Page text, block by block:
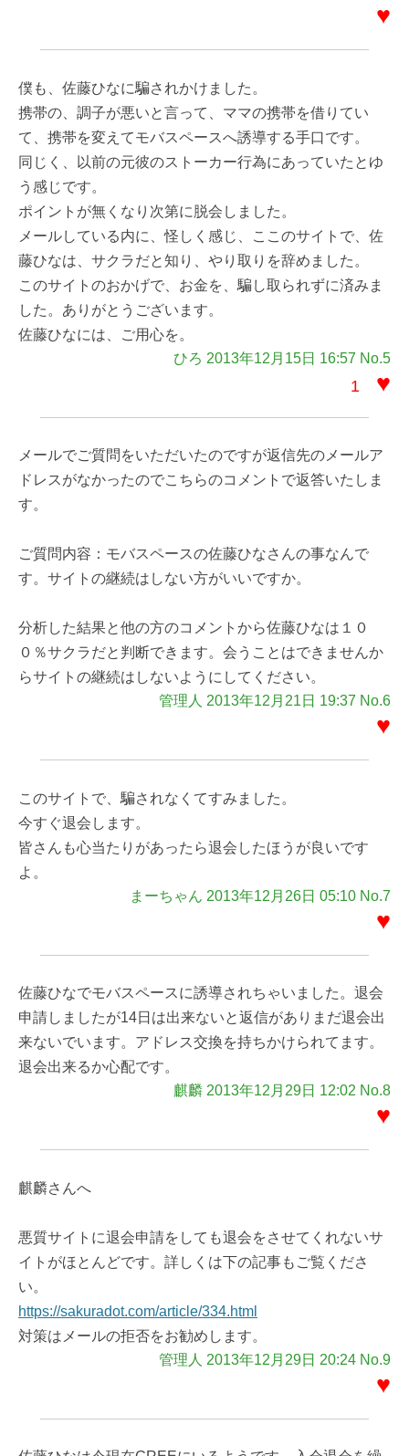
♥
僕も、佐藤ひなに騙されかけました。
携帯の、調子が悪いと言って、ママの携帯を借りてい
て、携帯を変えてモバスペースへ誘導する手口です。
同じく、以前の元彼のストーカー行為にあっていたとゆ
う感じです。
ポイントが無くなり次第に脱会しました。
メールしている内に、怪しく感じ、ここのサイトで、佐
藤ひなは、サクラだと知り、やり取りを辞めました。
このサイトのおかげで、お金を、騙し取られずに済みま
した。ありがとうございます。
佐藤ひなには、ご用心を。
ひろ 2013年12月15日 16:57 No.5
1 ♥
メールでご質問をいただいたのですが返信先のメールア
ドレスがなかったのでこちらのコメントで返答いたしま
す。
ご質問内容：モバスペースの佐藤ひなさんの事なんで
す。サイトの継続はしない方がいいですか。
分析した結果と他の方のコメントから佐藤ひなは１０
０％サクラだと判断できます。会うことはできませんか
らサイトの継続はしないようにしてください。
管理人 2013年12月21日 19:37 No.6
♥
このサイトで、騙されなくてすみました。
今すぐ退会します。
皆さんも心当たりがあったら退会したほうが良いです
よ。
まーちゃん 2013年12月26日 05:10 No.7
♥
佐藤ひなでモバスペースに誘導されちゃいました。退会
申請しましたが14日は出来ないと返信がありまだ退会出
来ないでいます。アドレス交換を持ちかけられてます。
退会出来るか心配です。
麒麟 2013年12月29日 12:02 No.8
♥
麒麟さんへ
悪質サイトに退会申請をしても退会をさせてくれないサ
イトがほとんどです。詳しくは下の記事もご覧くださ
い。
https://sakuradot.com/article/334.html
対策はメールの拒否をお勧めします。
管理人 2013年12月29日 20:24 No.9
♥